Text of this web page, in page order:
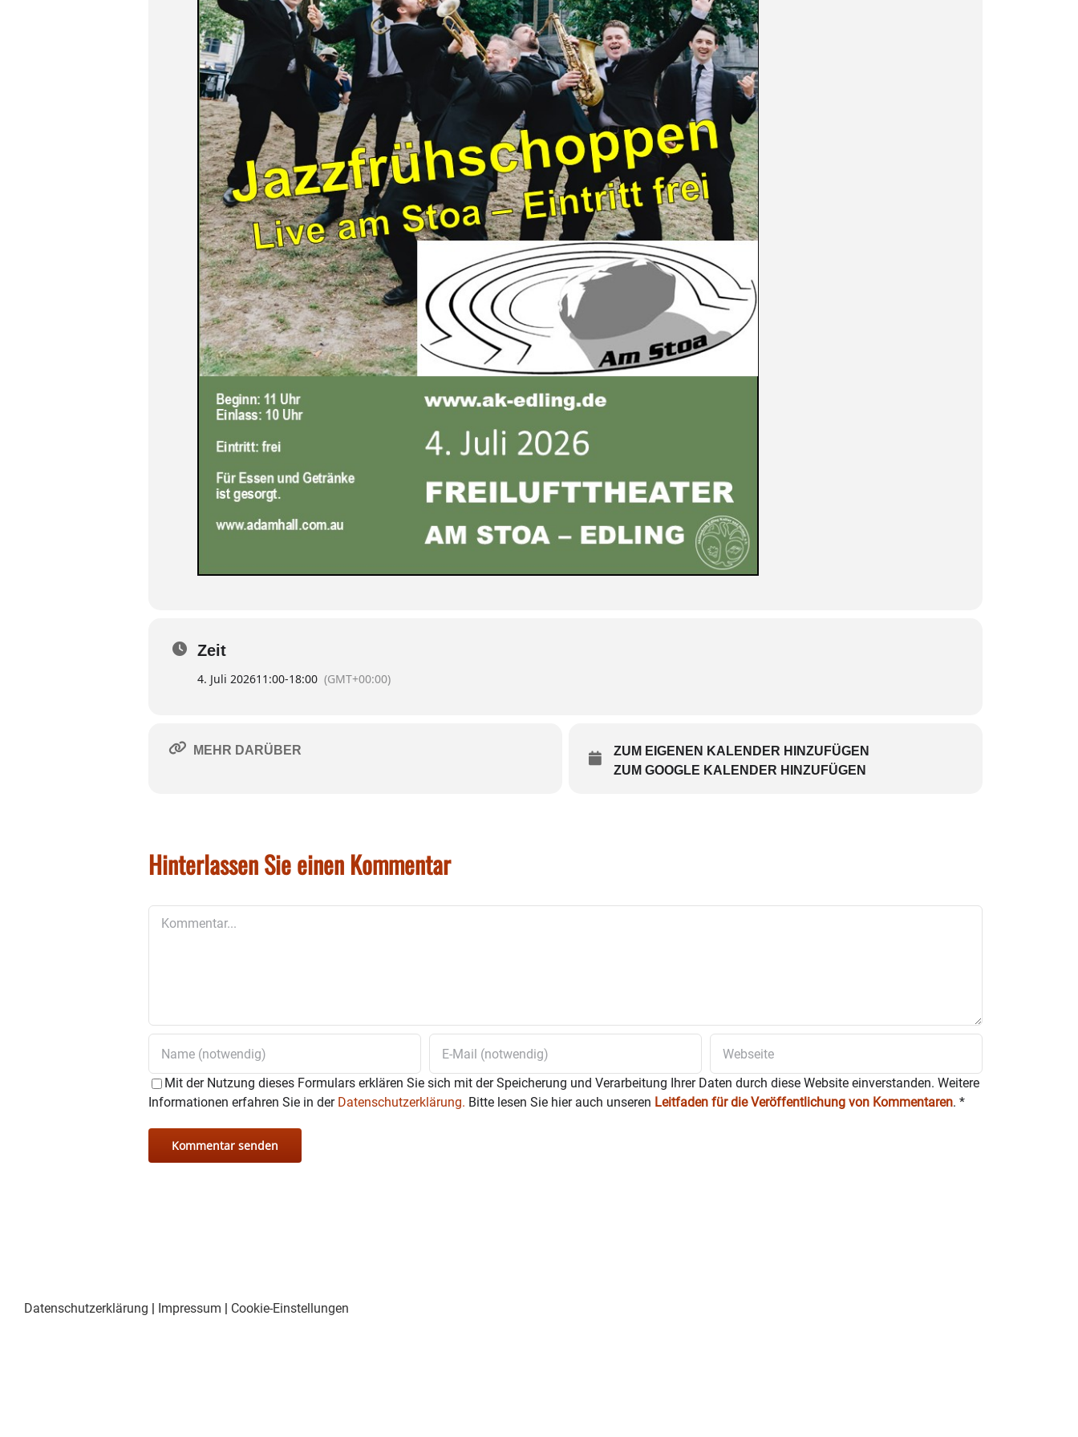
Zeit
4. Juli 202611:00-18:00 (GMT+00:00)
MEHR DARÜBER
ZUM EIGENEN KALENDER HINZUFÜGEN
ZUM GOOGLE KALENDER HINZUFÜGEN
Hinterlassen Sie einen Kommentar
Mit der Nutzung dieses Formulars erklären Sie sich mit der Speicherung und Verarbeitung Ihrer Daten durch diese Website einverstanden. Weitere
Informationen erfahren Sie in der Datenschutzerklärung. Bitte lesen Sie hier auch unseren Leitfaden für die Veröffentlichung von Kommentaren. *
Datenschutzerklärung | Impressum | Cookie-Einstellungen